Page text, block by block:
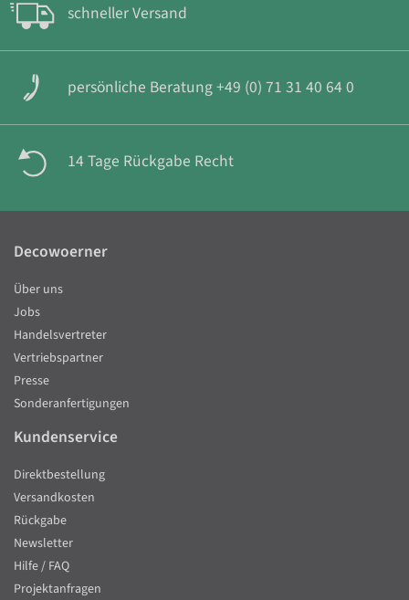
schneller Versand
persönliche Beratung +49 (0) 71 31 40 64 0
14 Tage Rückgabe Recht
Decowoerner
Über uns
Jobs
Handelsvertreter
Vertriebspartner
Presse
Sonderanfertigungen
Kundenservice
Direktbestellung
Versandkosten
Rückgabe
Newsletter
Hilfe / FAQ
Projektanfragen